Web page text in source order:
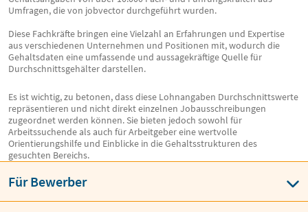
Umfragen, die von jobvector durchgeführt wurden.
Diese Fachkräfte bringen eine Vielzahl an Erfahrungen und Expertise
aus verschiedenen Unternehmen und Positionen mit, wodurch die
Gehaltsdaten eine umfassende und aussagekräftige Quelle für
Durchschnittsgehälter darstellen.
Es ist wichtig, zu betonen, dass diese Lohnangaben Durchschnittswerte
repräsentieren und nicht direkt einzelnen Jobausschreibungen
zugeordnet werden können. Sie bieten jedoch sowohl für
Arbeitssuchende als auch für Arbeitgeber eine wertvolle
Orientierungshilfe und Einblicke in die Gehaltsstrukturen des
gesuchten Bereichs.
Für Bewerber